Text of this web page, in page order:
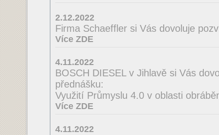
2.12.2022
Firma Schaeffler si Vás dovoluje
Více ZDE
4.11.2022
BOSCH DIESEL v Jihlavě si Vás
přednášku:
Využití Průmyslu 4.0 v oblasti
Více ZDE
4.11.2022